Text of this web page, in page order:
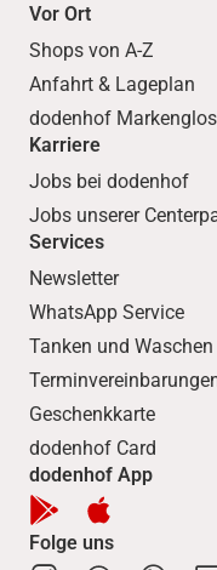
Vor Ort
Shops von A-Z
Anfahrt & Lageplan
dodenhof
Karriere
Jobs bei dodenhof
Jobs unserer
Services
Newsletter
WhatsApp Service
Tanken und Waschen
Geschenkkarte
dodenhof Card
dodenhof App
Folge uns